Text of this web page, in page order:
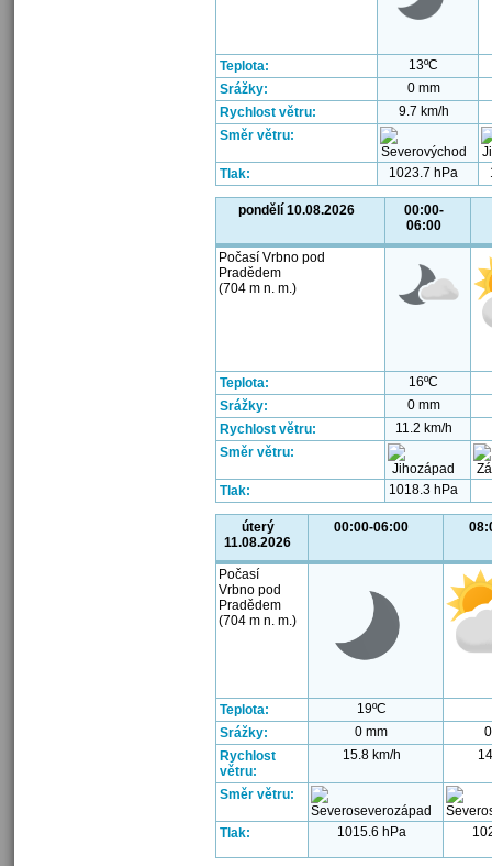
Teplota:
13ºC
Srážky:
0 mm
Rychlost větru:
9.7 km/h
Směr větru:
Tlak: 1023.7 hPa
pondělí 10.08.2026
00:00-
06:00
Počasí Vrbno pod
Pradědem
(704 m n. m.)
Teplota:
16ºC
Srážky:
0 mm
Rychlost větru:
11.2 km/h
Směr větru:
Tlak: 1018.3 hPa
úterý
11.08.2026
00:00-06:00
Počasí
Vrbno pod
Pradědem
(704 m n. m.)
Teplota: 19ºC
Srážky:
0 mm
Rychlost
větru:
15.8 km/h
Směr větru:
Tlak: 1015.6 hPa